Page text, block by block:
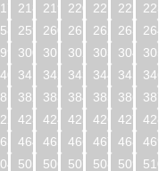
218 219 220 221 222 223
259 260 261 262 263 264
300 301 302 303 304 305
341 342 343 344 345 346
382 383 384 385 386 387
423 424 425 426 427 428
464 465 466 467 468 469
505 506 507 508 509 510